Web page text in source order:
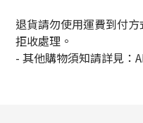
退貨請勿使用運費到付
拒收處理。
- 其他購物須知請詳見：